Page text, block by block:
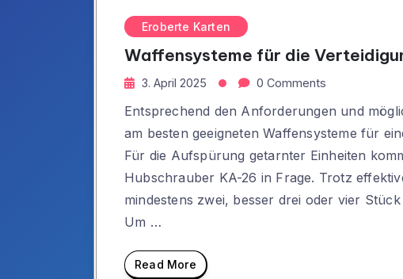
Eroberte Karten
Waffensysteme für die
3. April 2025 0 Comments
Entsprechend den Anforderungen und
am besten geeigneten Waffensysteme für
Für die Aufspürung getarnter Einheiten
Hubschrauber KA-26 in Frage. Trotz
mindestens zwei, besser drei oder vier
Um …
Read More